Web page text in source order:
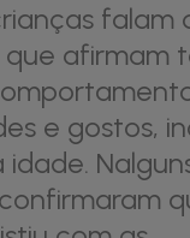
falam
afirmam
e gostos,